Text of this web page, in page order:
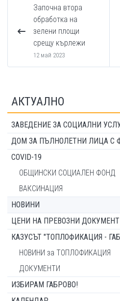
Започна втора
обработка на
зелени площи
срещу кърлежи
12 май 2023
АКТУАЛНО
ЗАВЕДЕНИЕ ЗА СОЦИАЛНИ
ДОМ ЗА ПЪЛНОЛЕТНИ ЛИЦА С
COVID-19
ОБЩИНСКИ СОЦИАЛЕН ФОНД
ВАКСИНАЦИЯ
НОВИНИ
ЦЕНИ НА ПРЕВОЗНИ
КАЗУСЪТ "ТОПЛОФИКАЦИЯ -
НОВИНИ за ТОПЛОФИКАЦИЯ
ДОКУМЕНТИ
ИЗБИРАМ ГАБРОВО!